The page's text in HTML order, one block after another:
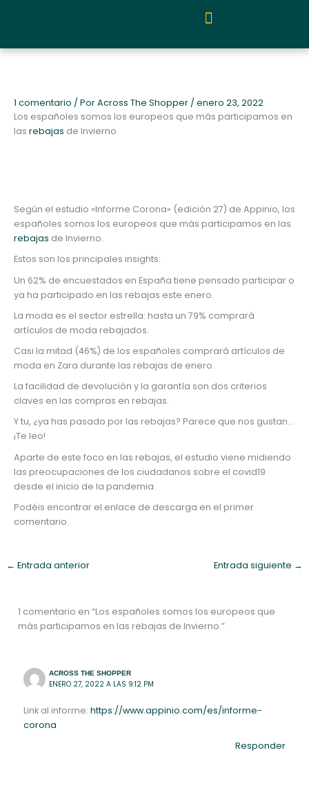
1 comentario / PorAcross The Shopper / enero 23, 2022
Los españoles somos los europeos que más participamos en
las rebajas de Invierno.
Según el estudio «Informe Corona» (edición 27) de Appinio, los
españoles somos los europeos que más participamos en las
rebajas de Invierno.
Estos son los principales insights:
Un 62% de encuestados en España tiene pensado participar o
ya ha participado en las rebajas este enero.
La moda es el sector estrella: hasta un 79% comprará
artículos de moda rebajados.
Casi la mitad (46%) de los españoles comprará artículos de
moda en Zara durante las rebajas de enero.
La facilidad de devolución y la garantía son dos criterios
claves en las compras en rebajas.
Y tu, ¿ya has pasado por las rebajas? Parece que nos gustan…
¡Te leo!
Aparte de este foco en las rebajas, el estudio viene midiendo
las preocupaciones de los ciudadanos sobre el covid19
desde el inicio de la pandemia.
Podéis encontrar el enlace de descarga en el primer
comentario.
← Entrada anterior Entrada siguiente →
1 comentario en “Los españoles somos los europeos que
más participamos en las rebajas de Invierno.”
ACROSS THE SHOPPER
ENERO 27, 2022 A LAS 9:12 PM
Link al informe:https://www.appinio.com/es/informe-
corona
Responder